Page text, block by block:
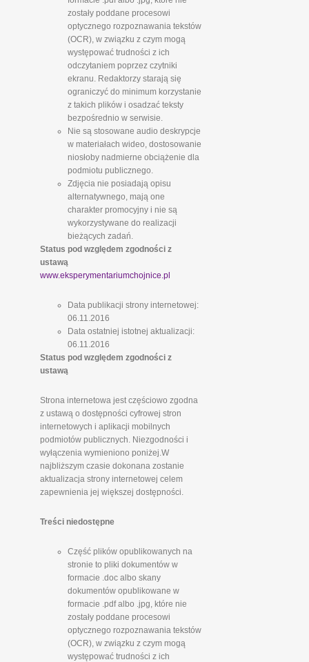
zostały poddane procesowi
optycznego rozpoznawania tekstów
(OCR), w związku z czym mogą
występować trudności z ich
odczytaniem poprzez czytniki
ekranu. Redaktorzy starają się
ograniczyć do minimum korzystanie
z takich plików i osadzać teksty
bezpośrednio w serwisie.
Nie są stosowane audio deskrypcje
w materiałach wideo, dostosowanie
niosłoby nadmierne obciążenie dla
podmiotu publicznego.
Zdjęcia nie posiadają opisu
alternatywnego, mają one
charakter promocyjny i nie są
wykorzystywane do realizacji
bieżących zadań.
Status pod względem zgodności z
ustawą
www.eksperymentariumchojnice.pl
Data publikacji strony internetowej:
06.11.2016
Data ostatniej istotnej aktualizacji:
06.11.2016
Status pod względem zgodności z
ustawą
Strona internetowa jest częściowo zgodna
z ustawą o dostępności cyfrowej stron
internetowych i aplikacji mobilnych
podmiotów publicznych. Niezgodności i
wyłączenia wymieniono poniżej.W
najbliższym czasie dokonana zostanie
aktualizacja strony internetowej celem
zapewnienia jej większej dostępności.
Treści niedostępne
Część plików opublikowanych na
stronie to pliki dokumentów w
formacie .doc albo skany
dokumentów opublikowane w
formacie .pdf albo .jpg, które nie
zostały poddane procesowi
optycznego rozpoznawania tekstów
(OCR), w związku z czym mogą
występować trudności z ich